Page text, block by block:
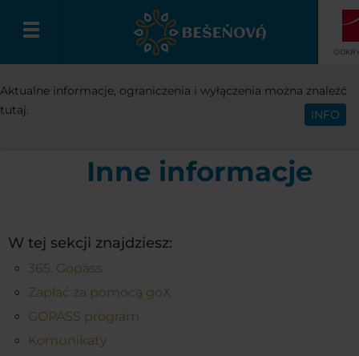
Polski
INFO INNE INFORMACJIE
Inne informacje
W tej sekcji znajdziesz:
365. Gopass
Zapłać za pomocą goX
GOPASS program
Komunikaty
Aktualne informacje, ograniczenia i wyłączenia można znaleźć
tutaj.
INFO